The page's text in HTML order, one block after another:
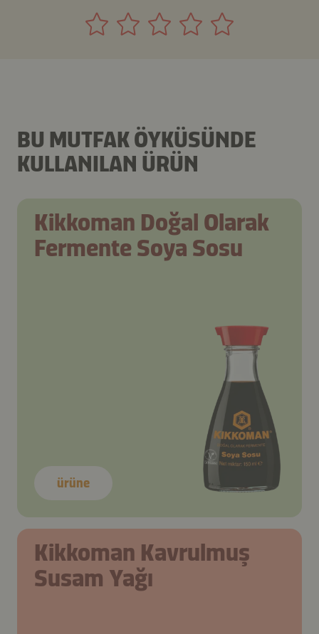
BU MUTFAK ÖYKÜSÜNDE
KULLANILAN ÜRÜN
Kikkoman Doğal Olarak
Fermente Soya Sosu
ürüne
Kikkoman Kavrulmuş
Susam Yağı